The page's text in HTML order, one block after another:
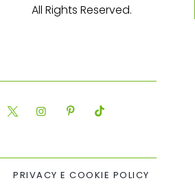
All Rights Reserved.
PRIVACY E COOKIE POLICY